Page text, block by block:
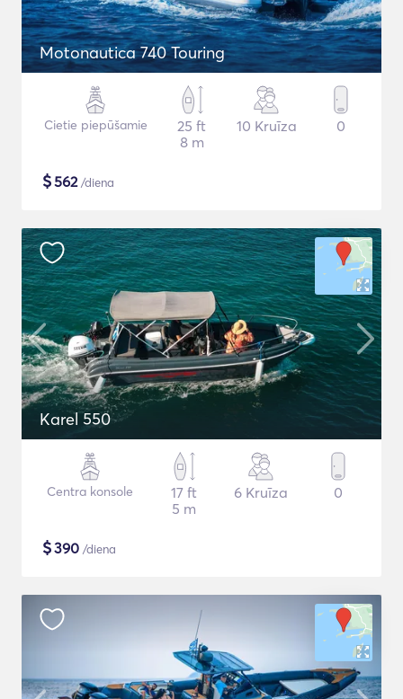
Motonautica 740 Touring
Cietie piepūšamie
25 ft
8 m
10 Kruīza 0
$562/diena
Karel 550
Centra konsole
17 ft
5 m
6 Kruīza 0
$390 /diena